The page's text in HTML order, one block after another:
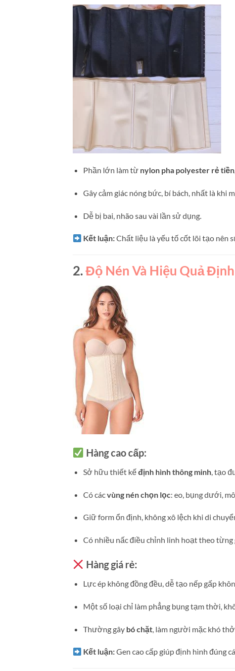
Phần lớn làm từ nylon pha polyester rẻ tiền
Gây cảm giác nóng bức, bí bách, nhất là khi
Dễ bị bai, nhão sau vài lần sử dụng.
Kết luận:Chất liệu là yếu tố cốt lõi tạo nên
2. Độ Nén Và Hiệu Quả
Hàng cao cấp:
Sở hữu thiết kếđịnh hình thông minh, tạo
Có cácvùng nén chọn lọc: eo, bụng dưới,
Giữ form ổn định, không xô lệch khi di
Có nhiều nấc điều chỉnh linh hoạt theo
Hàng giá rẻ:
Lực ép không đồng đều, dễ tạo nếp gấp
Một số loại chỉ làm phẳng bụng tạm thời,
Thường gây bó chặt, làm người mặc khó
Kết luận:Gen cao cấp giúp định hình đúng